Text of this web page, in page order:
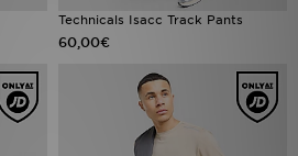
Technicals Isacc Track Pants
60,00€